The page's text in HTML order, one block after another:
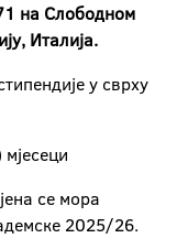
на Слободном
Италија.
у сврху
се мора
2025/26.